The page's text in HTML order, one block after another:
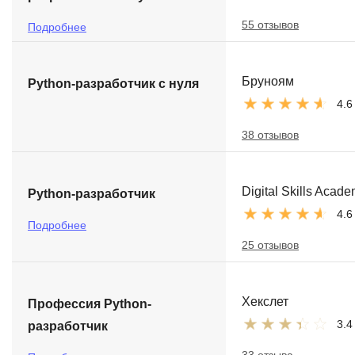
Подробнее 55 отзывов
Python-разработчик с нуля Бруноям
4.6
38 отзывов
Python-разработчик
Подробнее
Digital Skills
4.6
25 отзывов
Профессия Python-
разработчик
Хекслет
3.4